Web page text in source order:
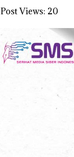
Post Views: 20